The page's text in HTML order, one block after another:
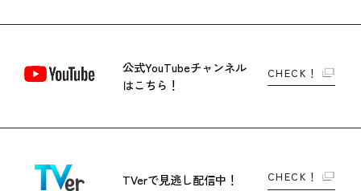
公式YouTubeチャンネル
はこちら！
CHECK！
TVerで見逃し配信中！ CHECK！